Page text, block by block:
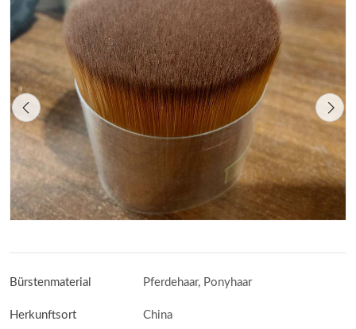
Bürstenmaterial Pferdehaar, Ponyhaar
Herkunftsort China